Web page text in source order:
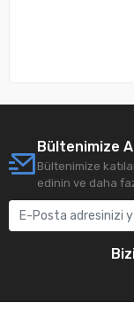
Bültenimize
Bültenimize
edinin ve daha